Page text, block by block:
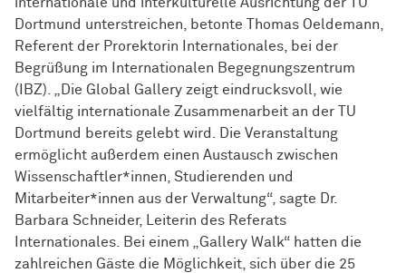
Dortmund unterstreichen, betonte Thomas Oeldemann,
Referent der Prorektorin Internationales, bei der
Begrüßung im Internationalen Begegnungszentrum
(IBZ). „Die Global Gallery zeigt eindrucksvoll, wie
vielfältig internationale Zusammenarbeit an der TU
Dortmund bereits gelebt wird. Die Veranstaltung
ermöglicht außerdem einen Austausch zwischen
Wissen­schaft­ler*innen , Studierenden und
Mitarbeiter*innen aus der Verwaltung“, sagte Dr.
Barbara Schneider, Leiterin des Referats
Internationales. Bei einem „Gallery Walk“ hatten die
zahlreichen Gäste die Möglichkeit, sich über die 25